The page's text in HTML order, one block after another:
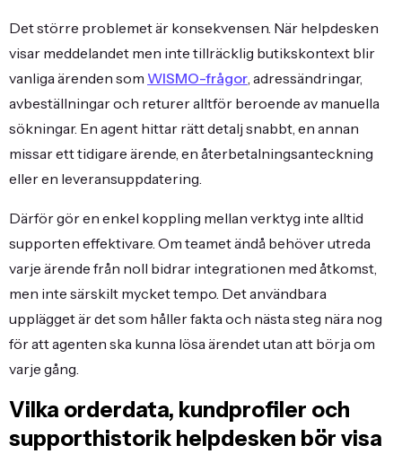
Det större problemet är konsekvensen. När helpdesken
visar meddelandet men inte tillräcklig butikskontext blir
vanliga ärenden som WISMO-frågor, adressändringar,
avbeställningar och returer alltför beroende av manuella
sökningar. En agent hittar rätt detalj snabbt, en annan
missar ett tidigare ärende, en återbetalningsanteckning
eller en leveransuppdatering.
Därför gör en enkel koppling mellan verktyg inte alltid
supporten effektivare. Om teamet ändå behöver utreda
varje ärende från noll bidrar integrationen med åtkomst,
men inte särskilt mycket tempo. Det användbara
upplägget är det som håller fakta och nästa steg nära nog
för att agenten ska kunna lösa ärendet utan att börja om
varje gång.
Vilka orderdata, kundprofiler och
supporthistorik helpdesken bör visa